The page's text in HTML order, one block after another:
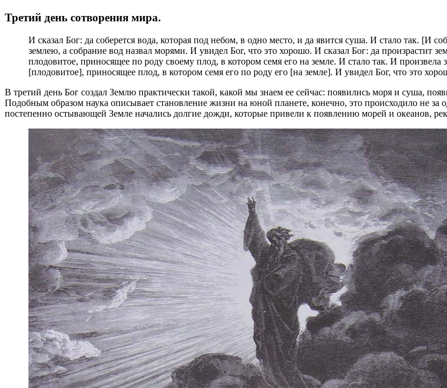
Третий день сотворения мира.
И сказал Бог: да соберется вода, которая под небом, в одно место, и да явится суша. И стало так. [И
землею, а собрание вод назвал морями. И увидел Бог, что это хорошо. И сказал Бог: да произрастит
плодовитое, приносящее по роду своему плод, в котором семя его на земле. И стало так. И
[плодовитое], приносящее плод, в котором семя его по роду его [на земле]. И увидел Бог, что это
В третий день Бог создал Землю практически такой, какой мы знаем ее сейчас: появились моря и суша,
Подобным образом наука описывает становление жизни на юной планете, конечно, это происходило не
постепенно остывающей Земле начались долгие дожди, которые привели к появлению морей и океанов,